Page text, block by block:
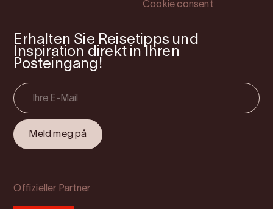
Cookie consent
Erhalten Sie Reisetipps und
Inspiration direkt in Ihren
Posteingang!
Offizieller Partner